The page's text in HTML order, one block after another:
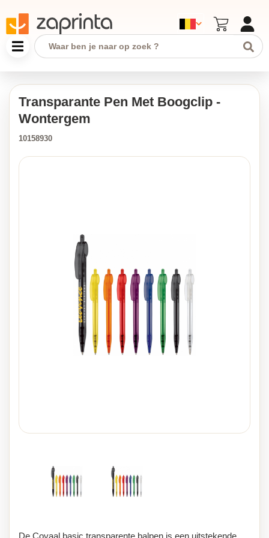
Transparante Pen Met Boogclip -
Wontergem
10158930
De Covaal basic transparente balpen is een uitstekende